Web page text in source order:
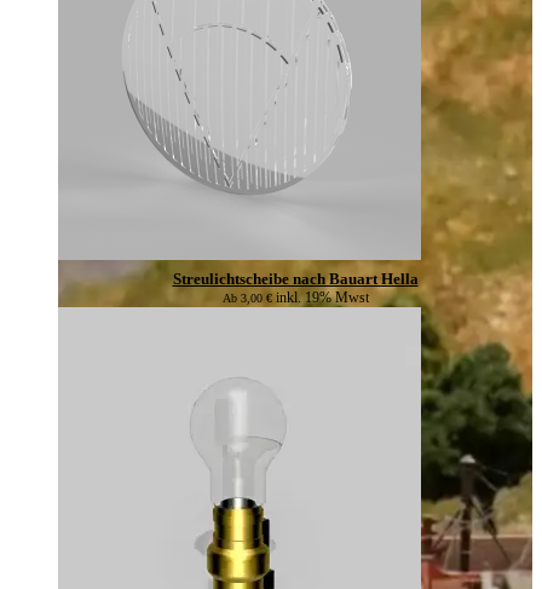
Streulichtscheibe nach Bauart Hella
Ab 3,00 € inkl. 19% Mwst